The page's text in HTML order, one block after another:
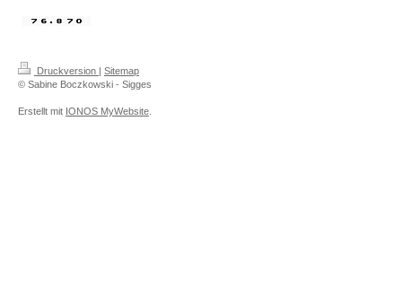
Druckversion | Sitemap
© Sabine Boczkowski - Sigges
Erstellt mit IONOS MyWebsite